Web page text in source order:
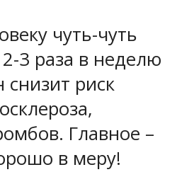
чуть-чуть
3 раза в неделю
снизит риск
Главное –
в меру!